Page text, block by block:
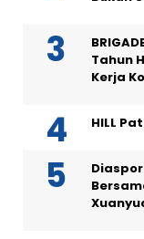
Tahun
Kerja
HILL